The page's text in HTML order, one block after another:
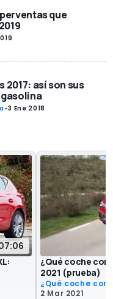
que
2017: así son sus
-3 Ene 2018
¿Qué coche
2021 (prueba)
¿Qué coche
2 Mar 2021